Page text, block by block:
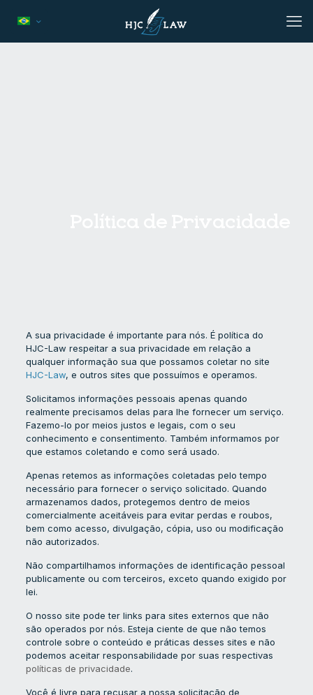
A sua privacidade é importante para nós. É política do
HJC-Law respeitar a sua privacidade em relação a
qualquer informação sua que possamos coletar no site
HJC-Law, e outros sites que possuímos e operamos.
Solicitamos informações pessoais apenas quando
realmente precisamos delas para lhe fornecer um serviço.
Fazemo-lo por meios justos e legais, com o seu
conhecimento e consentimento. Também informamos por
que estamos coletando e como será usado.
Apenas retemos as informações coletadas pelo tempo
necessário para fornecer o serviço solicitado. Quando
armazenamos dados, protegemos dentro de meios
comercialmente aceitáveis ​​para evitar perdas e roubos,
bem como acesso, divulgação, cópia, uso ou modificação
não autorizados.
Não compartilhamos informações de identificação pessoal
publicamente ou com terceiros, exceto quando exigido por
lei.
O nosso site pode ter links para sites externos que não
são operados por nós. Esteja ciente de que não temos
controle sobre o conteúdo e práticas desses sites e não
podemos aceitar responsabilidade por suas respectivas
políticas de privacidade.
Você é livre para recusar a nossa solicitação de